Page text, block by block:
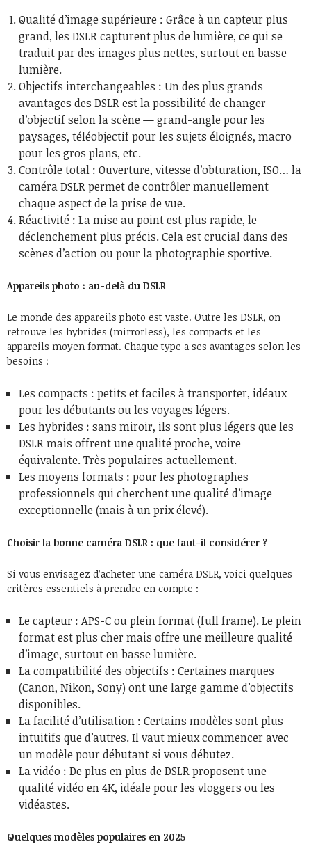
Qualité d’image supérieure : Grâce à un capteur plus
grand, les DSLR capturent plus de lumière, ce qui se
traduit par des images plus nettes, surtout en basse
lumière.
Objectifs interchangeables : Un des plus grands
avantages des DSLR est la possibilité de changer
d’objectif selon la scène — grand-angle pour les
paysages, téléobjectif pour les sujets éloignés, macro
pour les gros plans, etc.
Contrôle total : Ouverture, vitesse d’obturation, ISO… la
caméra DSLR permet de contrôler manuellement
chaque aspect de la prise de vue.
Réactivité : La mise au point est plus rapide, le
déclenchement plus précis. Cela est crucial dans des
scènes d’action ou pour la photographie sportive.
Appareils photo : au-delà du DSLR
Le monde des appareils photo est vaste. Outre les DSLR, on
retrouve les hybrides (mirrorless), les compacts et les
appareils moyen format. Chaque type a ses avantages selon les
besoins :
Les compacts : petits et faciles à transporter, idéaux
pour les débutants ou les voyages légers.
Les hybrides : sans miroir, ils sont plus légers que les
DSLR mais offrent une qualité proche, voire
équivalente. Très populaires actuellement.
Les moyens formats : pour les photographes
professionnels qui cherchent une qualité d’image
exceptionnelle (mais à un prix élevé).
Choisir la bonne caméra DSLR : que faut-il considérer ?
Si vous envisagez d’acheter une caméra DSLR, voici quelques
critères essentiels à prendre en compte :
Le capteur : APS-C ou plein format (full frame). Le plein
format est plus cher mais offre une meilleure qualité
d’image, surtout en basse lumière.
La compatibilité des objectifs : Certaines marques
(Canon, Nikon, Sony) ont une large gamme d’objectifs
disponibles.
La facilité d’utilisation : Certains modèles sont plus
intuitifs que d’autres. Il vaut mieux commencer avec
un modèle pour débutant si vous débutez.
La vidéo : De plus en plus de DSLR proposent une
qualité vidéo en 4K, idéale pour les vloggers ou les
vidéastes.
Quelques modèles populaires en 2025